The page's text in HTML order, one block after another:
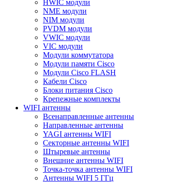
HWIC модули
NME модули
NIM модули
PVDM модули
VWIC модули
VIC модули
Модули коммутатора
Модули памяти Cisco
Модули Cisco FLASH
Кабели Cisco
Блоки питания Cisco
Крепежные комплекты
WIFI антенны
Всенаправленные антенны
Направленные антенны
YAGI антенны WIFI
Секторные антенны WIFI
Штыревые антенны
Внешние антенны WIFI
Точка-точка антенны WIFI
Антенны WIFI 5 ГГц